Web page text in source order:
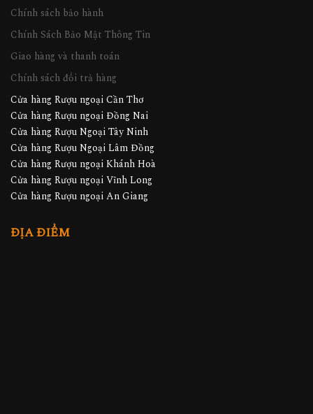
Chính sách bảo hành
Chính Sách Bảo Mật Thông Tin
Giao hàng và thanh toán
Chính sách đổi trả hàng
Cửa hàng Rượu ngoại Cần Thơ
Cửa hàng Rượu ngoại Đồng Nai
Cửa hàng Rượu Ngoại Tây Ninh
Cửa hàng Rượu Ngoại Lâm Đồng
Cửa hàng Rượu ngoại Khánh Hoà
Cửa hàng Rượu ngoại Vĩnh Long
Cửa hàng Rượu ngoại An Giang
ĐỊA ĐIỂM